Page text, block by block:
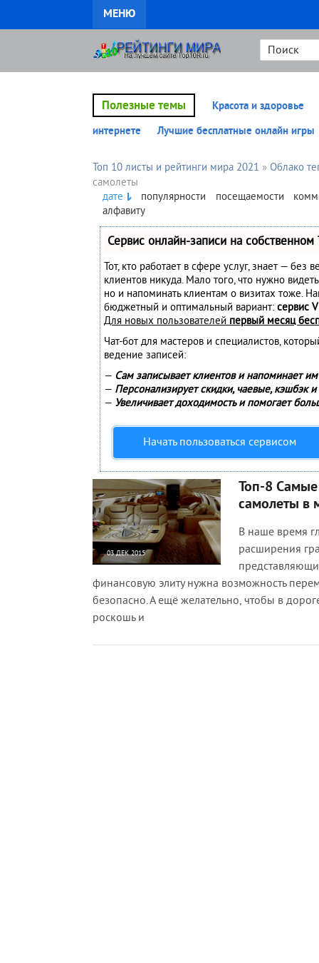
МЕНЮ
Полезные темы
Красота и здоровье
интернете
Лучшие бесплатные онлайн игры
Топ 10 листы и рейтинги мира 2021 » Облако
самолеты
дате
популярности посещаемости
алфавиту
Сервис онлайн-записи на
Тот, кто работает в сфере услуг, знает — без
клиентов никуда. Мало того, что нужно
но и напоминать клиентам о визитах тоже.
бюджетный и оптимальный вариант: сервис
Для новых пользователейпервый месяц
Чат-бот для мастеров и специалистов,
ведение записей:
— Сам записывает клиентов и напоминает
— Персонализирует скидки, чаевые, кэшбэк
— Увеличивает доходимость и помогает
Начать пользоваться сервисом
03 ДЕК 2015
Топ-8
самолеты в
В наше время
расширения
финансовую элиту нужна возможность
безопасно. А ещё желательно, чтобы в
роскошь и